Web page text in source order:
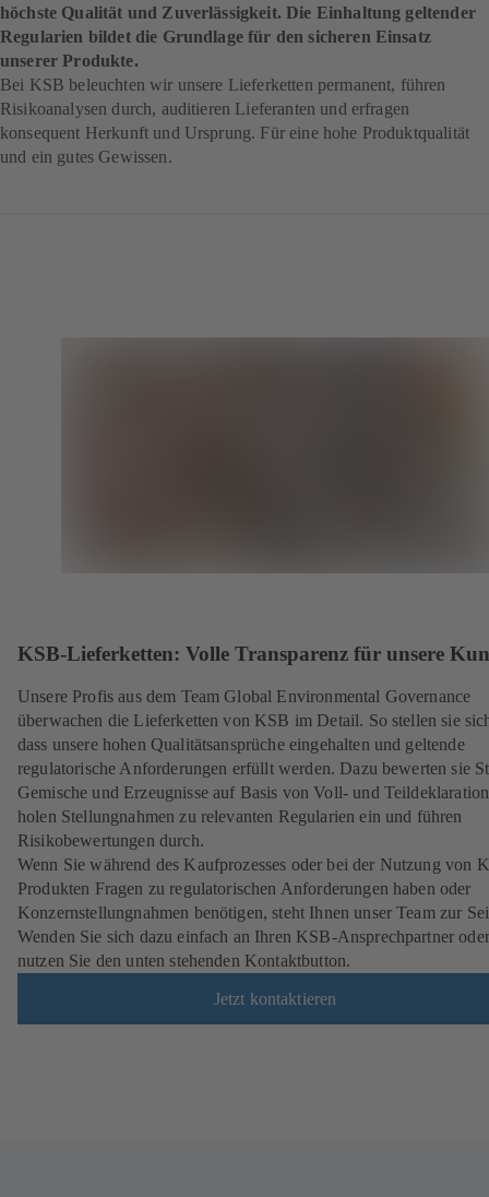
höchste Qualität und Zuverlässigkeit. Die Einhaltung geltender
Regularien bildet die Grundlage für den sicheren Einsatz
unserer Produkte.
Bei KSB beleuchten wir unsere Lieferketten permanent, führen
Risikoanalysen durch, auditieren Lieferanten und erfragen
konsequent Herkunft und Ursprung. Für eine hohe Produktqualität
und ein gutes Gewissen.
KSB-Lieferketten: Volle Transparenz für unsere
Unsere Profis aus dem Team Global Environmental Governance
überwachen die Lieferketten von KSB im Detail. So stellen sie
dass unsere hohen Qualitätsansprüche eingehalten und geltende
regulatorische Anforderungen erfüllt werden. Dazu bewerten sie
Gemische und Erzeugnisse auf Basis von Voll- und
holen Stellungnahmen zu relevanten Regularien ein und führen
Risikobewertungen durch.
Wenn Sie während des Kaufprozesses oder bei der Nutzung von
Produkten Fragen zu regulatorischen Anforderungen haben oder
Konzernstellungnahmen benötigen, steht Ihnen unser Team zur
Wenden Sie sich dazu einfach an Ihren KSB-Ansprechpartner oder
nutzen Sie den unten stehenden Kontaktbutton.
Jetzt kontaktieren